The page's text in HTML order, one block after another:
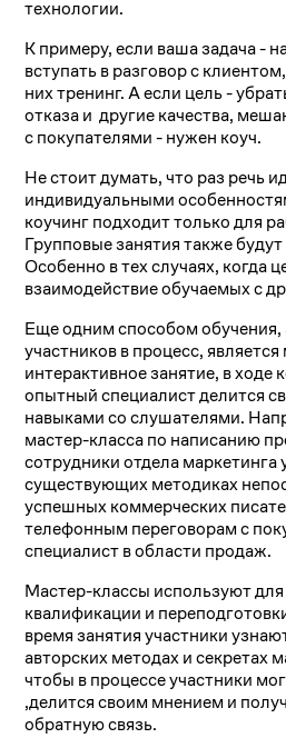
технологии.
К примеру, если ваша задача -
вступать в разговор с
них тренинг. А если цель -
отказа и другие качества,
с покупателями - нужен коуч.
Не стоит думать, что раз речь
индивидуальными
коучинг подходит только для
Групповые занятия также
Особенно в тех случаях, когда
взаимодействие обучаемых с
Еще одним способом
участников в процесс,
интерактивное занятие, в ходе
опытный специалист делится
навыками со слушателями.
мастер-класса по написанию
сотрудники отдела маркетинга
существующих методиках
успешных коммерческих
телефонным переговорам с
специалист в области продаж.
Мастер-классы используют
квалификации и
время занятия участники
авторских методах и секретах
чтобы в процессе участники
,делится своим мнением и
обратную связь.